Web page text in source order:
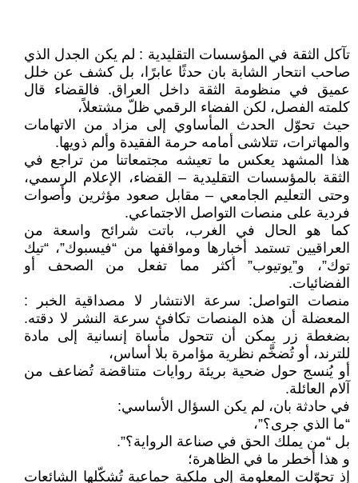
تآكل الثقة في المؤسسات التقليدية : لم يكن الجدل الذي
صاحب انتحار الشابة بان حدثًا عابرًا، بل كشف عن خلل
عميق في منظومة الثقة داخل العراق. فالقضاء قال
كلمته الفصل، لكن الفضاء الرقمي ظلّ مشتعلاً،
حيث تحوّل الحدث المأساوي إلى مزاد من الاتهامات
والمهاترات، تتلاشى أمامه حرمة الفقيدة وألم ذويها.
هذا المشهد يعكس ما تعيشه مجتمعاتنا من تراجع في
الثقة بالمؤسسات التقليدية – القضاء، الإعلام الرسمي،
وحتى التعليم الجامعي – مقابل صعود مؤثرين وأصوات
فردية على منصات التواصل الاجتماعي.
كما هو الحال في الغرب، باتت شرائح واسعة من
العراقيين تستمد أخبارها ومواقفها من “فيسبوك”، “تيك
توك”، و”يوتيوب” أكثر مما تفعل من الصحف أو
الفضائيات.
منصات التواصل: سرعة الانتشار لا مصداقية الخبر :
المعضلة أن هذه المنصات تكافئ سرعة النشر لا دقته.
بضغطة زر يمكن أن تتحول مأساة إنسانية إلى مادة
للترند، أو تُضخَّم نظرية مؤامرة بلا أساس،
أو يُنسج حول ضحية بريئة روايات متناقضة تُضاعف من
آلام العائلة.
في حادثة بان، لم يكن السؤال الأساسي:
“ما الذي جرى؟”،
بل “من يملك الحق في صناعة الرواية؟”.
و هذا أخطر ما في الظاهرة؛
إذ تحوّلت المعلومة إلى ملكية جماعية تُشكّلها الشائعات